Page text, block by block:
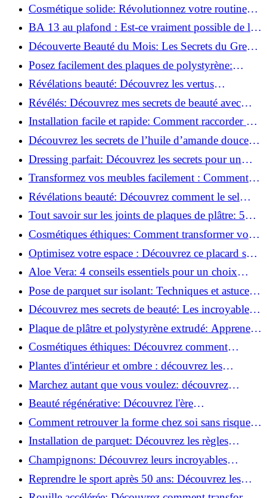
astuces incontournables!
Cosmétique solide: Révolutionnez votre routine
beauté pour zéro déchet!
BA 13 au plafond : Est-ce vraiment possible de les
coller ?
Découverte Beauté du Mois: Les Secrets du Green
Glamour !
Posez facilement des plaques de polystyrène:
Transformez votre plafond sans effort !
Révélations beauté: Découvrez les vertus
insoupçonnées de l'huile de coco!
Révélés: Découvrez mes secrets de beauté avec
l'huile de ricin!
Installation facile et rapide: Comment raccorder un
luminaire au plafond!
Découvrez les secrets de l’huile d’amande douce :
Pourquoi vous devez l'adopter!
Dressing parfait: Découvrez les secrets pour un
rangement optimal!
Transformez vos meubles facilement : Comment
installer des roulettes en un clin d'œil !
Révélations beauté: Découvrez comment le sel
transforme votre routine!
Tout savoir sur les joints de plaques de plâtre: 5
questions clés pour comprendre les fissures!
Cosmétiques éthiques: Comment transformer votre
routine beauté!
Optimisez votre espace : Découvrez ce placard sous
rampant à portes coulissantes!
Aloe Vera: 4 conseils essentiels pour un choix
parfait!
Pose de parquet sur isolant: Techniques et astuces
pour un sol parfait!
Découvrez mes secrets de beauté: Les incroyables
vertus du raisin!
Plaque de plâtre et polystyrène extrudé: Apprenez
à les coller efficacement!
Cosmétiques éthiques: Découvrez comment
transformer votre routine beauté!
Plantes d'intérieur et ombre : découvrez les
meilleures pour votre maison !
Marchez autant que vous voulez: découvrez
pourquoi c'est bénéfique!
Beauté régénérative: Découvrez l'ère
révolutionnaire de la cosmétique verte!
Comment retrouver la forme chez soi sans risque
de blessure: Techniques et conseils sûrs!
Installation de parquet: Découvrez les règles
essentielles à respecter!
Champignons: Découvrez leurs incroyables
pouvoirs antioxydants!
Reprendre le sport après 50 ans: Découvrez les
meilleures méthodes!